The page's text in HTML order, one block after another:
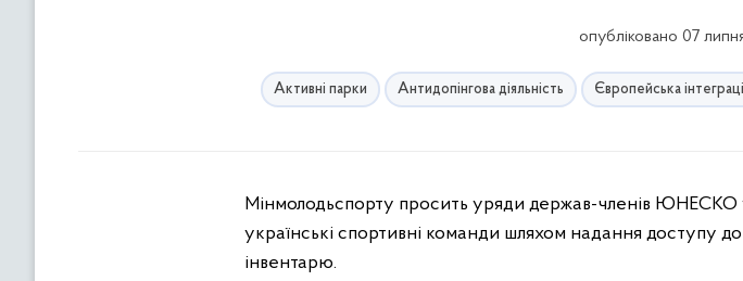
опубліковано 07
Активні парки Антидопінгова діяльність Європейська
Мінмолодьспорту просить уряди держав-членів ЮНЕСКО у
українські спортивні команди шляхом надання доступу
інвентарю.